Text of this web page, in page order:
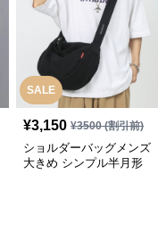
SALE
¥3,150 ¥3500(割引前)
ショルダーバッグメンズ
大きめ シンプル半月形
キャンバスショルダー